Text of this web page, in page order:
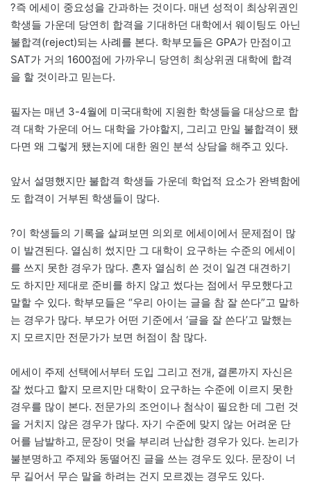
?즉 에세이 중요성을 간과하는 것이다. 매년 성적이 최상위권인
학생들 가운데 당연히 합격을 기대하던 대학에서 웨이팅도 아닌
불합격(reject)되는 사례를 본다. 학부모들은 GPA가 만점이고
SAT가 거의 1600점에 가까우니 당연히 최상위권 대학에 합격
을 할 것이라고 믿는다.
필자는 매년 3-4월에 미국대학에 지원한 학생들을 대상으로 합
격 대학 가운데 어느 대학을 가야할지, 그리고 만일 불합격이 됐
다면 왜 그렇게 됐는지에 대한 원인 분석 상담을 해주고 있다.
앞서 설명했지만 불합격 학생들 가운데 학업적 요소가 완벽함에
도 합격이 거부된 학생들이 많다.
?이 학생들의 기록을 살펴보면 의외로 에세이에서 문제점이 많
이 발견된다. 열심히 썼지만 그 대학이 요구하는 수준의 에세이
를 쓰지 못한 경우가 많다. 혼자 열심히 쓴 것이 일견 대견하기
도 하지만 제대로 준비를 하지 않고 썼다는 점에서 무모했다고
말할 수 있다. 학부모들은 “우리 아이는 글을 참 잘 쓴다”고 말하
는 경우가 많다. 부모가 어떤 기준에서 ‘글을 잘 쓴다’고 말했는
지 모르지만 전문가가 보면 허점이 참 많다.
에세이 주제 선택에서부터 도입 그리고 전개, 결론까지 자신은
잘 썼다고 할지 모르지만 대학이 요구하는 수준에 이르지 못한
경우를 많이 본다. 전문가의 조언이나 첨삭이 필요한 데 그런 것
을 거치지 않은 경우가 많다. 자기 수준에 맞지 않는 어려운 단
어를 남발하고, 문장이 멋을 부리려 난삽한 경우가 있다. 논리가
불분명하고 주제와 동떨어진 글을 쓰는 경우도 있다. 문장이 너
무 길어서 무슨 말을 하려는 건지 모르겠는 경우도 있다.